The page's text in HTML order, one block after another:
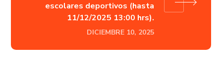
escolares deportivos (hasta
11/12/2025 13:00 hrs).
DICIEMBRE 10, 2025